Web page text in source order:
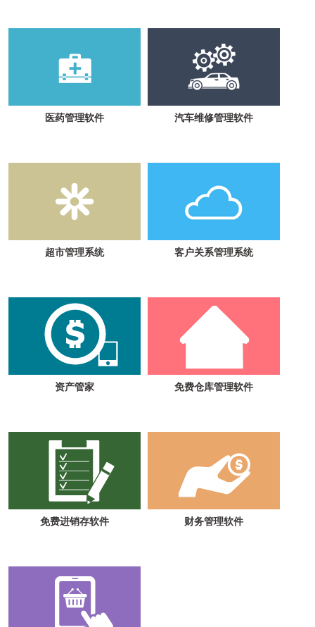
医药管理软件 汽车维修管理软件
超市管理系统 客户关系管理系统
资产管家 免费仓库管理软件
免费进销存软件 财务管理软件